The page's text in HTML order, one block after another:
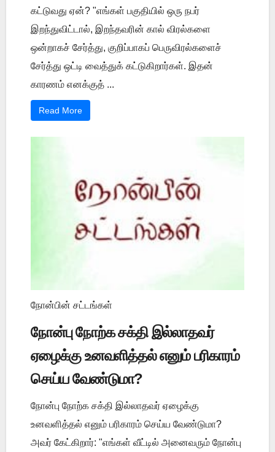
கட்டுவது ஏன்? "எங்கள் பகுதியில் ஒரு நபர்
இறந்துவிட்டால், இறந்தவரின் கால் விரல்களை
ஒன்றாகச் சேர்த்து, குறிப்பாகப் பெருவிரல்களைச்
சேர்த்து ஒட்டி வைத்துக் கட்டுகிறார்கள். இதன்
காரணம் எனக்குத் ...
Read More
நோன்பின் சட்டங்கள்
நோன்பு நோற்க சக்தி இல்லாதவர்
ஏழைக்கு உனவளித்தல் எனும் பரிகாரம்
செய்ய வேண்டுமா?
நோன்பு நோற்க சக்தி இல்லாதவர் ஏழைக்கு
உனவளித்தல் எனும் பரிகாரம் செய்ய வேண்டுமா?
அவர் கேட்கிறார்: "எங்கள் வீட்டில் அனைவரும் நோன்பு